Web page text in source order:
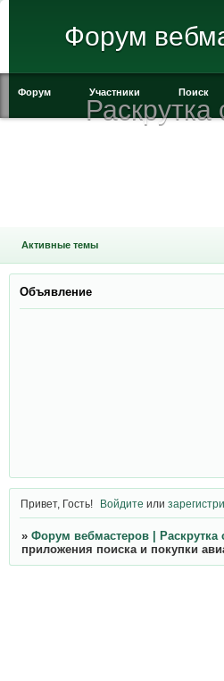
Форум
Раскрутка
Форум Участники Поиск
Активные темы
Объявление
Привет, Гость! Войдите или
» Форум вебмастеров | Раскрутка
приложения поиска и покупки